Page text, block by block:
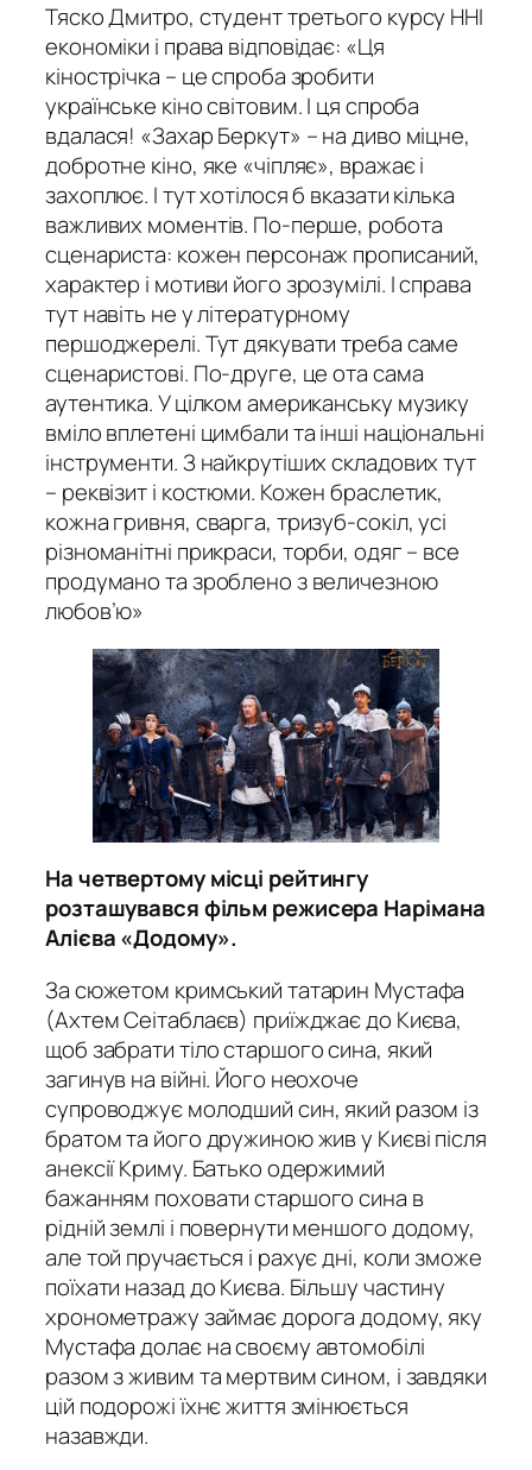
Тяско Дмитро, студент третього курсу ННІ
економіки і права відповідає: «Ця
кінострічка – це спроба зробити
українське кіно світовим. І ця спроба
вдалася! «Захар Беркут» – на диво міцне,
добротне кіно, яке «чіпляє», вражає і
захоплює. І тут хотілося б вказати кілька
важливих моментів. По-перше, робота
сценариста: кожен персонаж прописаний,
характер і мотиви його зрозумілі. І справа
тут навіть не у літературному
першоджерелі. Тут дякувати треба саме
сценаристові. По-друге, це ота сама
аутентика. У цілком американську музику
вміло вплетені цимбали та інші національні
інструменти. З найкрутіших складових тут
– реквізит і костюми. Кожен браслетик,
кожна гривня, сварга, тризуб-сокіл, усі
різноманітні прикраси, торби, одяг – все
продумано та зроблено з величезною
любов’ю»
На четвертому місці рейтингу
розташувався фільм режисера Нарімана
Алієва «Додому».
За сюжетом кримський татарин Мустафа
(Ахтем Сеітаблаєв) приїжджає до Києва,
щоб забрати тіло старшого сина, який
загинув на війні. Його неохоче
супроводжує молодший син, який разом із
братом та його дружиною жив у Києві після
анексії Криму. Батько одержимий
бажанням поховати старшого сина в
рідній землі і повернути меншого додому,
але той пручається і рахує дні, коли зможе
поїхати назад до Києва. Більшу частину
хронометражу займає дорога додому, яку
Мустафа долає на своєму автомобілі
разом з живим та мертвим сином, і завдяки
цій подорожі їхнє життя змінюється
назавжди.